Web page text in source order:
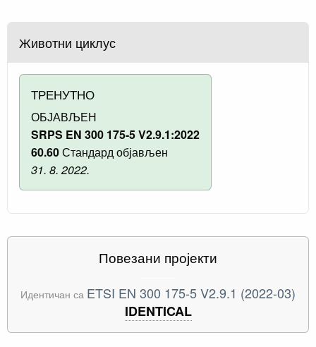
Животни циклус
ТРЕНУТНО
ОБЈАВЉЕН
SRPS EN 300 175-5 V2.9.1:2022
60.60Стандард објављен
31. 8. 2022.
Повезани пројекти
Идентичан са ETSI EN 300 175-5 V2.9.1 (2022-03)
IDENTICAL